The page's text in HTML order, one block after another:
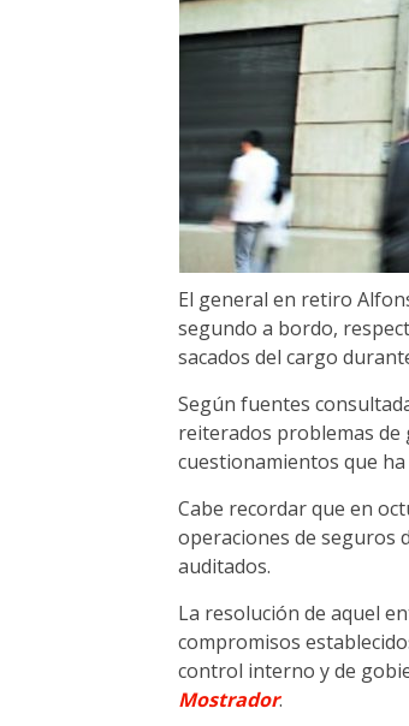
El general en retiro
segundo a bordo,
sacados del cargo
Según fuentes
reiterados problemas
cuestionamientos que
Cabe recordar que en
operaciones de seguros
auditados.
La resolución de aquel
compromisos
control interno y de
Mostrador.